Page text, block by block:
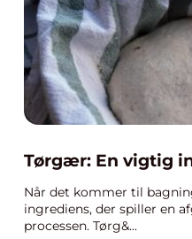
Tørgær: En vigtig
Når det kommer til
ingrediens, der spiller en
processen. Tørg&...